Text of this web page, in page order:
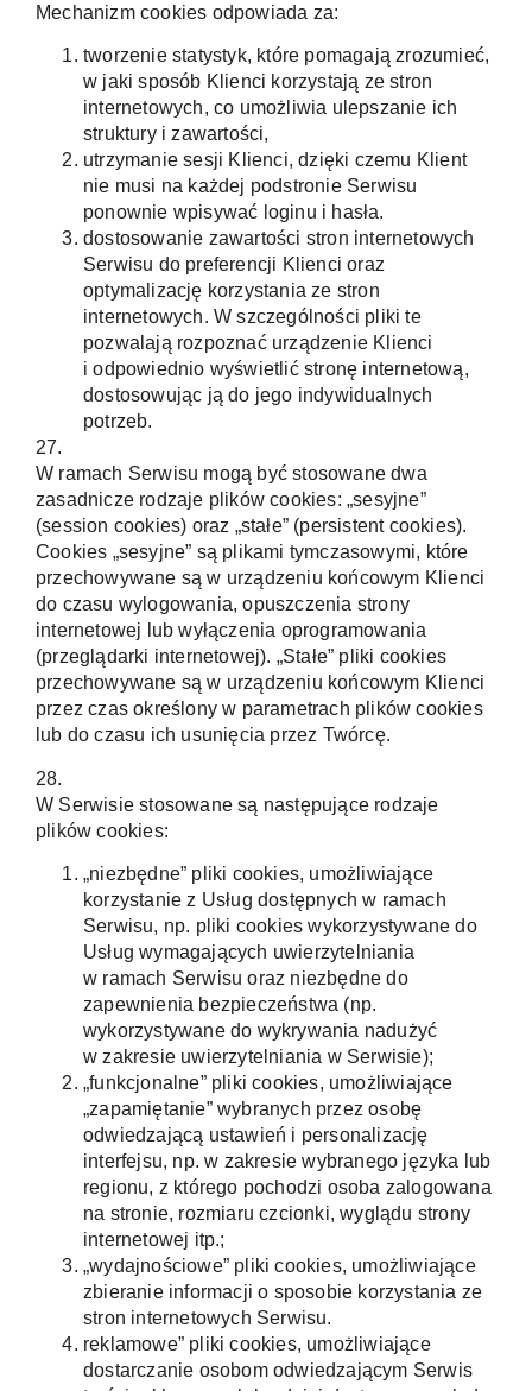
Mechanizm cookies odpowiada za:
tworzenie statystyk, które pomagają zrozumieć,
w jaki sposób Klienci korzystają ze stron
internetowych, co umożliwia ulepszanie ich
struktury i zawartości,
utrzymanie sesji Klienci, dzięki czemu Klient
nie musi na każdej podstronie Serwisu
ponownie wpisywać loginu i hasła.
dostosowanie zawartości stron internetowych
Serwisu do preferencji Klienci oraz
optymalizację korzystania ze stron
internetowych. W szczególności pliki te
pozwalają rozpoznać urządzenie Klienci
i odpowiednio wyświetlić stronę internetową,
dostosowując ją do jego indywidualnych
potrzeb.
27.
W ramach Serwisu mogą być stosowane dwa
zasadnicze rodzaje plików cookies: „sesyjne”
(session cookies) oraz „stałe” (persistent cookies).
Cookies „sesyjne” są plikami tymczasowymi, które
przechowywane są w urządzeniu końcowym Klienci
do czasu wylogowania, opuszczenia strony
internetowej lub wyłączenia oprogramowania
(przeglądarki internetowej). „Stałe” pliki cookies
przechowywane są w urządzeniu końcowym Klienci
przez czas określony w parametrach plików cookies
lub do czasu ich usunięcia przez Twórcę.
28.
W Serwisie stosowane są następujące rodzaje
plików cookies:
„niezbędne” pliki cookies, umożliwiające
korzystanie z Usług dostępnych w ramach
Serwisu, np. pliki cookies wykorzystywane do
Usług wymagających uwierzytelniania
w ramach Serwisu oraz niezbędne do
zapewnienia bezpieczeństwa (np.
wykorzystywane do wykrywania nadużyć
w zakresie uwierzytelniania w Serwisie);
„funkcjonalne” pliki cookies, umożliwiające
„zapamiętanie” wybranych przez osobę
odwiedzającą ustawień i personalizację
interfejsu, np. w zakresie wybranego języka lub
regionu, z którego pochodzi osoba zalogowana
na stronie, rozmiaru czcionki, wyglądu strony
internetowej itp.;
„wydajnościowe” pliki cookies, umożliwiające
zbieranie informacji o sposobie korzystania ze
stron internetowych Serwisu.
reklamowe” pliki cookies, umożliwiające
dostarczanie osobom odwiedzającym Serwis